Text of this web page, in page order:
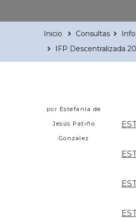
Inicio Consultas
IFP Descentralizada
por Estefanía de
Jesús Patiño
Gonzalez